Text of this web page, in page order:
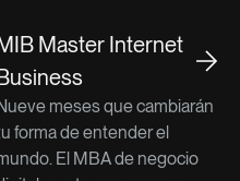
Master Internet
meses que cambiarán
forma de entender el
El MBA de negocio